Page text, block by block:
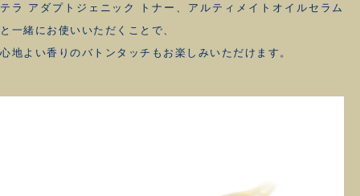
テラ アダプトジェニック トナー、アルティメイトオイルセラム
と一緒にお使いいただくことで、
心地よい香りのバトンタッチもお楽しみいただけます。